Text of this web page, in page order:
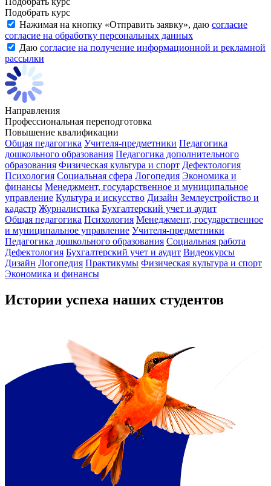
Подобрать курс
Нажимая на кнопку «Отправить заявку», даю согласие
согласие на обработку персональных данных
Даю согласие на получение информационной и рекламной
рассылки
Направления
Профессиональная переподготовка
Повышение квалификации
Общая педагогика Учителя-предметники Педагогика
дошкольного образования Педагогика дополнительного
образования Физическая культура и спорт Дефектология
Психология Социальная сфера Логопедия Экономика и
финансы Менеджмент, государственное и муниципальное
управление Культура и искусство Дизайн Землеустройство и
кадастр Журналистика Бухгалтерский учет и аудит
Общая педагогика Психология Менеджмент, государственное
и муниципальное управление Учителя-предметники
Педагогика дошкольного образования Социальная работа
Дефектология Бухгалтерский учет и аудит Видеокурсы
Дизайн Логопедия Практикумы Физическая культура и спорт
Экономика и финансы
Истории успеха наших студентов